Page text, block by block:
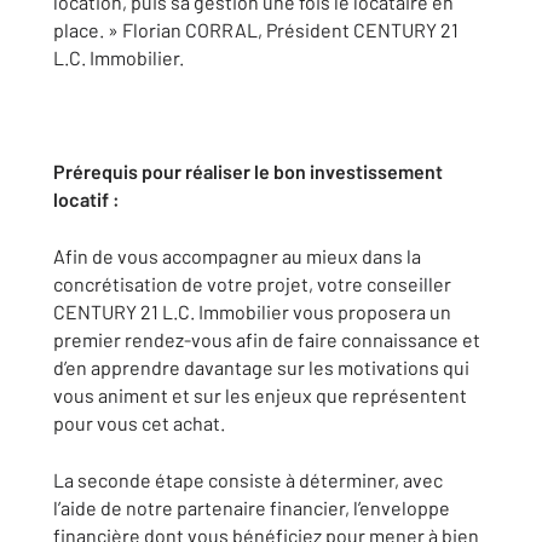
place. » Florian CORRAL, Président CENTURY 21
L.C. Immobilier.
Prérequis pour réaliser le bon investissement
locatif :
Afin de vous accompagner au mieux dans la
concrétisation de votre projet, votre conseiller
CENTURY 21 L.C. Immobilier vous proposera un
premier rendez-vous afin de faire connaissance et
d’en apprendre davantage sur les motivations qui
vous animent et sur les enjeux que représentent
pour vous cet achat.
La seconde étape consiste à déterminer, avec
l’aide de notre partenaire financier, l’enveloppe
financière dont vous bénéficiez pour mener à bien